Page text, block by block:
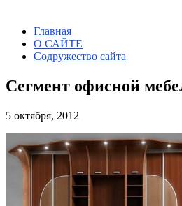
Главная
О САЙТЕ
Содружество сайта
Сегмент офисной
5 октября, 2012